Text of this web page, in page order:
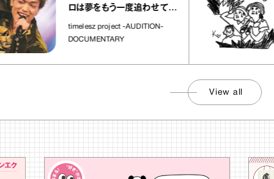
ロは夢をもう一度追わせてく
れた場所」
timelesz project -AUDITION-
DOCUMENTARY
View all